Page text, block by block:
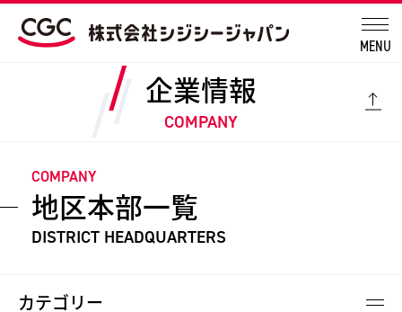
MENU
企業情報
COMPANY
COMPANY
地区本部一覧
DISTRICT HEADQUARTERS
カテゴリー